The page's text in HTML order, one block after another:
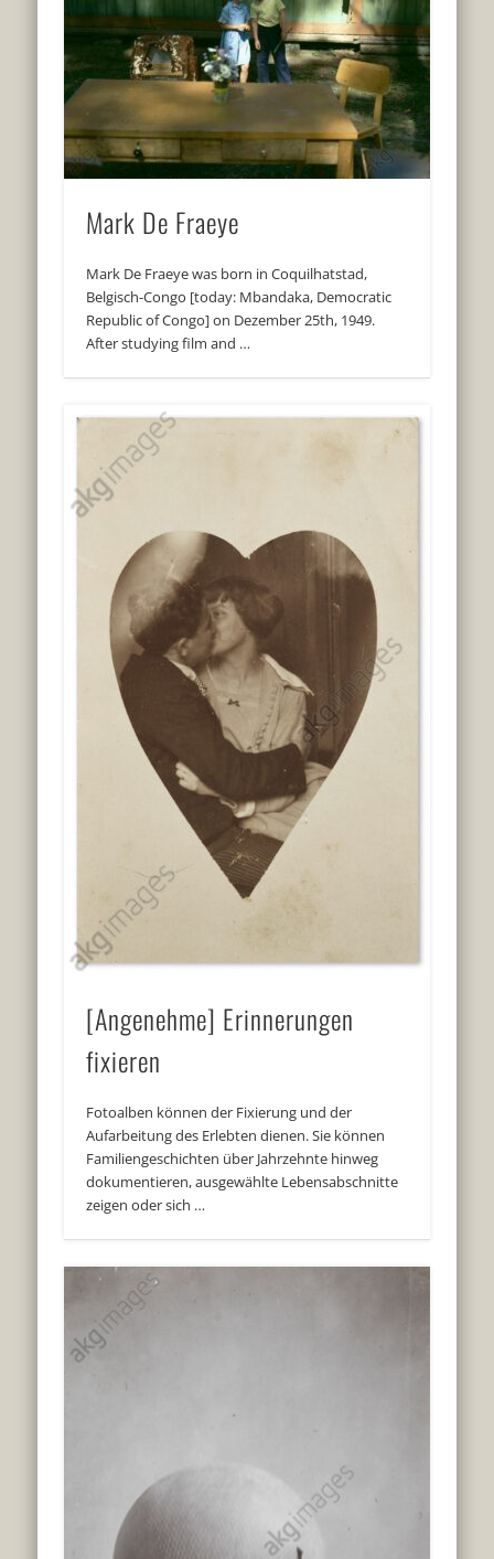
Mark De Fraeye
Mark De Fraeye was born in Coquilhatstad,
Belgisch-Congo [today: Mbandaka, Democratic
Republic of Congo] on Dezember 25th, 1949.
After studying film and …
[Angenehme] Erinnerungen
fixieren
Fotoalben können der Fixierung und der
Aufarbeitung des Erlebten dienen. Sie können
Familiengeschichten über Jahrzehnte hinweg
dokumentieren, ausgewählte Lebensabschnitte
zeigen oder sich …